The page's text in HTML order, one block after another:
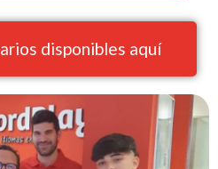
disponibles aquí